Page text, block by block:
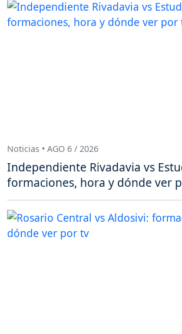
Noticias • AGO 6 / 2026
Independiente Rivadavia vs
formaciones, hora y dónde ver